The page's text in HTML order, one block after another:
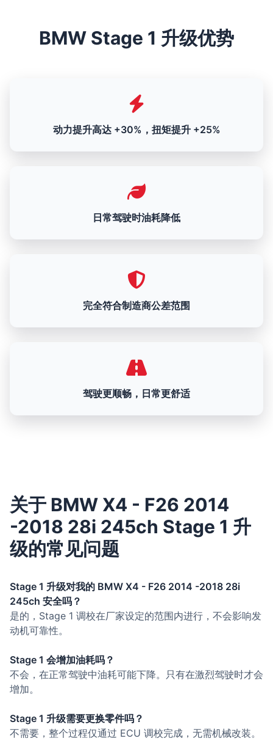
BMW Stage 1 升级优势
动力提升高达 +30%，扭矩提升 +25%
日常驾驶时油耗降低
完全符合制造商公差范围
驾驶更顺畅，日常更舒适
关于 BMW X4 - F26 2014
-2018 28i 245ch Stage 1 升
级的常见问题
Stage 1 升级对我的 BMW X4 - F26 2014 -2018 28i
245ch 安全吗？
是的，Stage 1 调校在厂家设定的范围内进行，不会影响发
动机可靠性。
Stage 1 会增加油耗吗？
不会，在正常驾驶中油耗可能下降。只有在激烈驾驶时才会
增加。
Stage 1 升级需要更换零件吗？
不需要，整个过程仅通过 ECU 调校完成，无需机械改装。